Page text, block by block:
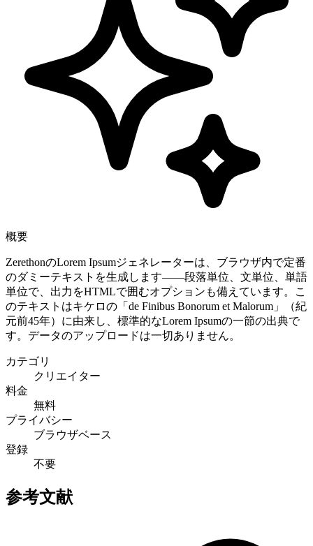
概要
ZerethonのLorem Ipsumジェネレーターは、ブラウザ内で定番
のダミーテキストを生成します——段落単位、文単位、単語
単位で、出力をHTMLで囲むオプションも備えています。こ
のテキストはキケロの「de Finibus Bonorum et Malorum」（紀
元前45年）に由来し、標準的なLorem Ipsumの一節の出典で
す。データのアップロードは一切ありません。
カテゴリ
クリエイター
料金
無料
プライバシー
ブラウザベース
登録
不要
参考文献